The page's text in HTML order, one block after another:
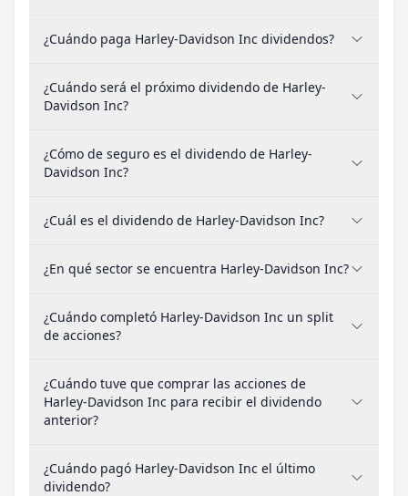
¿Cuándo paga Harley-Davidson Inc dividendos?
¿Cuándo será el próximo dividendo de Harley-
Davidson Inc?
¿Cómo de seguro es el dividendo de Harley-
Davidson Inc?
¿Cuál es el dividendo de Harley-Davidson Inc?
¿En qué sector se encuentra Harley-Davidson Inc?
¿Cuándo completó Harley-Davidson Inc un split
de acciones?
¿Cuándo tuve que comprar las acciones de
Harley-Davidson Inc para recibir el dividendo
anterior?
¿Cuándo pagó Harley-Davidson Inc el último
dividendo?